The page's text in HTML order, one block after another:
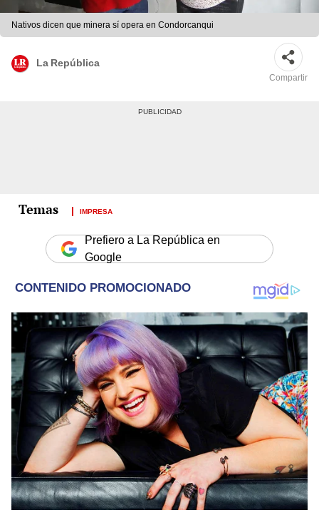
Nativos dicen que minera sí opera en Condorcanqui
La República
Compartir
IMPRESA
Prefiero a La República en
Google